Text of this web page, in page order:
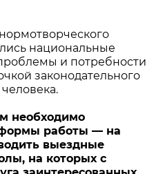
национальные
и потребности
законодательного
необходимо
работы — на
выездные
на которых с